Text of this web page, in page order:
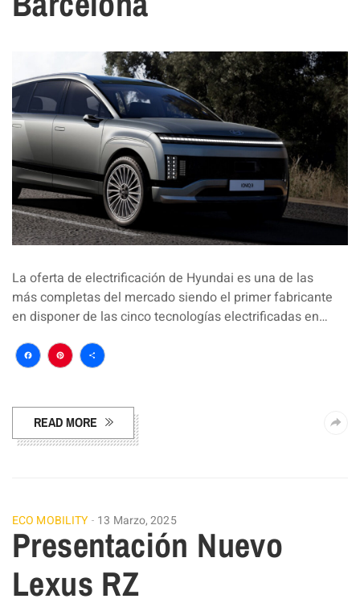
La oferta de electrificación de Hyundai es una de las
más completas del mercado siendo el primer fabricante
en disponer de las cinco tecnologías electrificadas en…
Facebook
Pinterest
Compartir
READ MORE
ECO MOBILITY 13 Marzo, 2025
Presentación Nuevo
Lexus RZ